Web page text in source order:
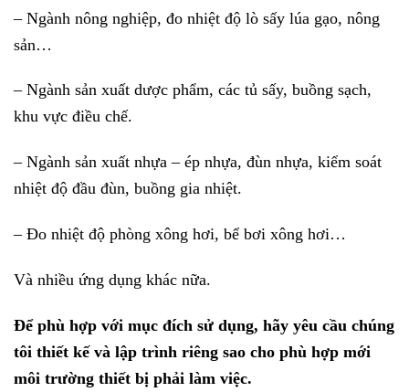
– Ngành nông nghiệp, đo nhiệt độ lò sấy lúa gạo, nông
sản…
– Ngành sản xuất dược phẩm, các tủ sấy, buồng sạch,
khu vực điều chế.
– Ngành sản xuất nhựa – ép nhựa, đùn nhựa, kiểm soát
nhiệt độ đầu đùn, buồng gia nhiệt.
– Đo nhiệt độ phòng xông hơi, bể bơi xông hơi…
Và nhiều ứng dụng khác nữa.
Để phù hợp với mục đích sử dụng, hãy yêu cầu chúng
tôi thiết kế và lập trình riêng sao cho phù hợp mới
môi trường thiết bị phải làm việc.